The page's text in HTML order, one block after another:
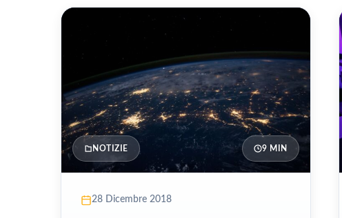
NOTIZIE 9 MIN
28 Dicembre 2018